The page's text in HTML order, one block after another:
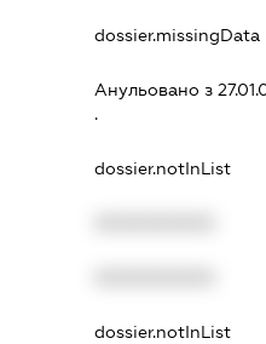
dossier.missingData
Анульовано з
.
dossier.notInList
dossier.notInList